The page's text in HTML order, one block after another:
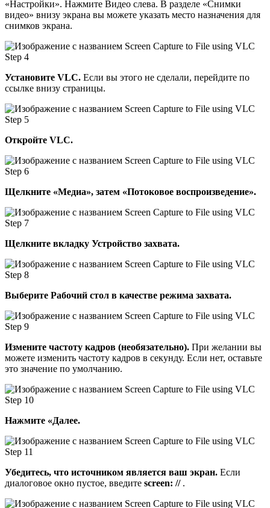
«Настройки». Нажмите Видео слева. В разделе «Снимки
видео» внизу экрана вы можете указать место назначения для
снимков экрана.
Установите VLC. Если вы этого не сделали, перейдите по
ссылке внизу страницы.
Откройте VLC.
Щелкните «Медиа», затем «Потоковое воспроизведение».
Щелкните вкладку Устройство захвата.
Выберите Рабочий стол в качестве режима захвата.
Измените частоту кадров (необязательно). При желании вы
можете изменить частоту кадров в секунду. Если нет, оставьте
это значение по умолчанию.
Нажмите «Далее.
Убедитесь, что источником является ваш экран. Если
диалоговое окно пустое, введите screen: //.